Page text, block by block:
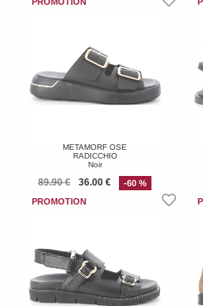
METAMORF OSE
RADICCHIO
Noir
89.90 € 36.00 € -60 %